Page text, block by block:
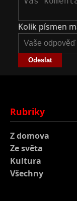
Kolik písmen
Odeslat
Rubriky
Z domova
Ze světa
Kultura
Všechny